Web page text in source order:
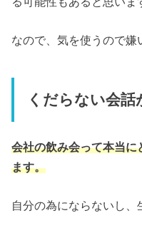
なので、気を使うので嫌
くだらない会話
会社の飲み会って本当
ます。
自分の為にならないし、